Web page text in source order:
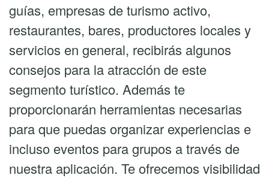
guías, empresas de turismo activo,
restaurantes, bares, productores locales y
servicios en general, recibirás algunos
consejos para la atracción de este
segmento turístico. Además te
proporcionarán herramientas necesarias
para que puedas organizar experiencias e
incluso eventos para grupos a través de
nuestra aplicación. Te ofrecemos visibilidad